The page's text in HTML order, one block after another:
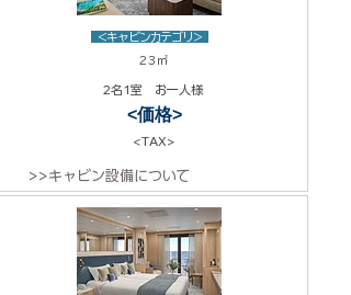
<キャビンカテゴリ>
23㎡
2名1室 お一人様
<価格>
<TAX>
>>キャビン設備について